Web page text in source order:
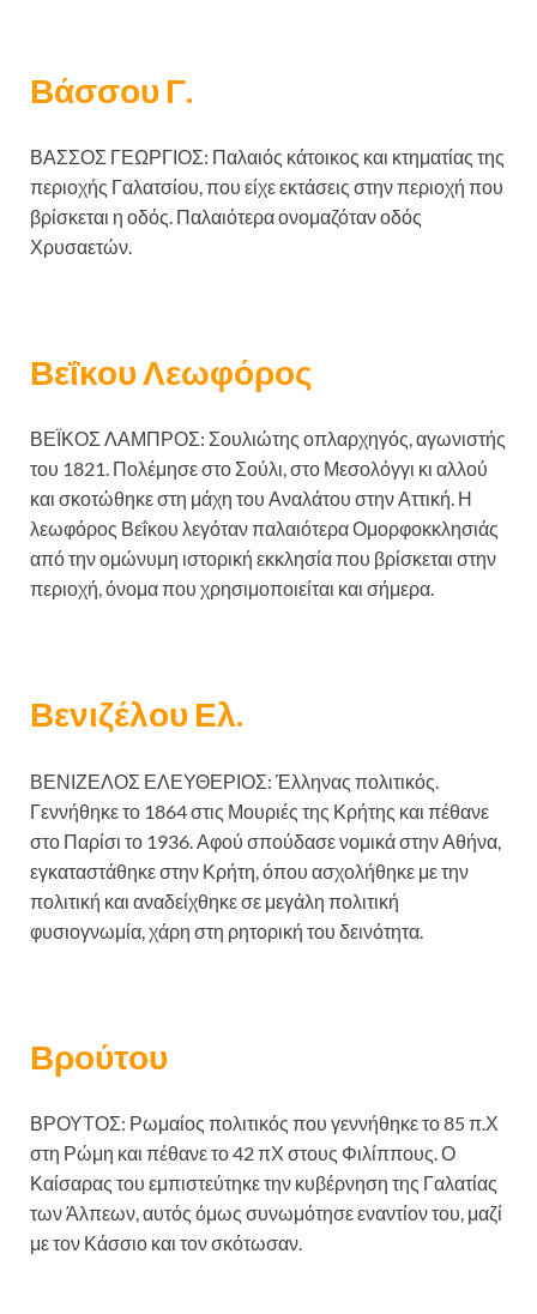
Βάσσου Γ.
ΒΑΣΣΟΣ ΓΕΩΡΓΙΟΣ: Παλαιός κάτοικος και κτηματίας της
περιοχής Γαλατσίου, που είχε εκτάσεις στην περιοχή που
βρίσκεται η οδός. Παλαιότερα ονομαζόταν οδός
Χρυσαετών.
Βεΐκου Λεωφόρος
ΒΕΪΚΟΣ ΛΑΜΠΡΟΣ: Σουλιώτης οπλαρχηγός, αγωνιστής
του 1821. Πολέμησε στο Σούλι, στο Μεσολόγγι κι αλλού
και σκοτώθηκε στη μάχη του Αναλάτου στην Αττική. Η
λεωφόρος Βεΐκου λεγόταν παλαιότερα Ομορφοκκλησιάς
από την ομώνυμη ιστορική εκκλησία που βρίσκεται στην
περιοχή, όνομα που χρησιμοποιείται και σήμερα.
Βενιζέλου Ελ.
ΒΕΝΙΖΕΛΟΣ ΕΛΕΥΘΕΡΙΟΣ: Έλληνας πολιτικός.
Γεννήθηκε το 1864 στις Μουριές της Κρήτης και πέθανε
στο Παρίσι το 1936. Αφού σπούδασε νομικά στην Αθήνα,
εγκαταστάθηκε στην Κρήτη, όπου ασχολήθηκε με την
πολιτική και αναδείχθηκε σε μεγάλη πολιτική
φυσιογνωμία, χάρη στη ρητορική του δεινότητα.
Βρούτου
ΒΡΟΥΤΟΣ: Ρωμαίος πολιτικός που γεννήθηκε το 85 π.Χ
στη Ρώμη και πέθανε το 42 πΧ στους Φιλίππους. Ο
Καίσαρας του εμπιστεύτηκε την κυβέρνηση της Γαλατίας
των Άλπεων, αυτός όμως συνωμότησε εναντίον του, μαζί
με τον Κάσσιο και τον σκότωσαν.